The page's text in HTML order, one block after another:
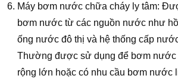
Máy bơm nước chữa cháy ly tâm:
bơm nước từ các nguồn nước như
ống nước đô thị và hệ thống cấp
Thường được sử dụng để bơm nước
rộng lớn hoặc có nhu cầu bơm nước